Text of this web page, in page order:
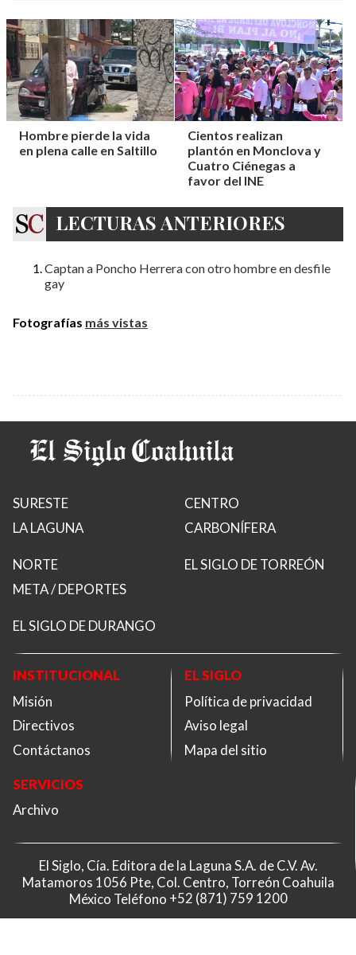
Hombre pierde la vida
en plena calle en Saltillo
Cientos realizan
plantón en Monclova y
Cuatro Ciénegas a
favor del INE
LECTURAS ANTERIORES
Captan a Poncho Herrera con otro hombre en desfile
gay
Fotografías más vistas
SURESTE
LA LAGUNA
CENTRO
CARBONÍFERA
NORTE
META / DEPORTES
EL SIGLO DE TORREÓN
EL SIGLO DE DURANGO
INSTITUCIONAL
Misión
Directivos
Contáctanos
EL SIGLO
Política de privacidad
Aviso legal
Mapa del sitio
SERVICIOS
Archivo
El Siglo, Cía. Editora de la Laguna S.A. de C.V. Av.
Matamoros 1056 Pte, Col. Centro, Torreón Coahuila
México Teléfono +52 (871) 759 1200